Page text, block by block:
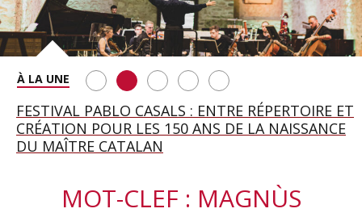
SAINT FRANÇOIS D’ASSISE À SALZBOURG, UNE
SOIRÉE IMMENSE PORTÉE PAR ROMEO
CASTELLUCCI ET MAXIME PASCAL
FESTIVAL PABLO CASALS : ENTRE RÉPERTOIRE ET
CRÉATION POUR LES 150 ANS DE LA NAISSANCE
DU MAÎTRE CATALAN
A BAYREUTH, LE 150E ANNIVERSAIRE DU RING
WAGNÉRIEN GÉNÉRÉ PAR L’IA
BETSY JOLAS FÊTE SON CENTIÈME
ANNIVERSAIRE
GEORGE BENJAMIN : « MES PARENTS AVAIENT
CETTE EXIGENCE DE L’OBJET CISELÉ »
MOT-CLEF : MAGNÙS